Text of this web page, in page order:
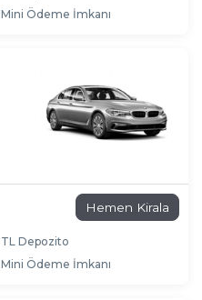
Mini Ödeme İmkanı
Hemen Kirala
TL Depozito
Mini Ödeme İmkanı